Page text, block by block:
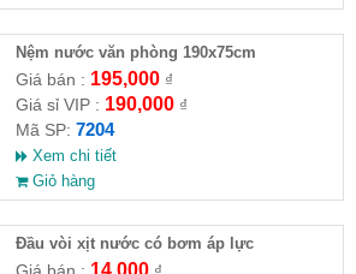
Nệm nước văn phòng 190x75cm
Giá bán : 195,000₫
Giá sỉ VIP : 190,000₫
Mã SP: 7204
Xem chi tiết
Giỏ hàng
Đầu vòi xịt nước có bơm áp lực
Giá bán : 14,000₫